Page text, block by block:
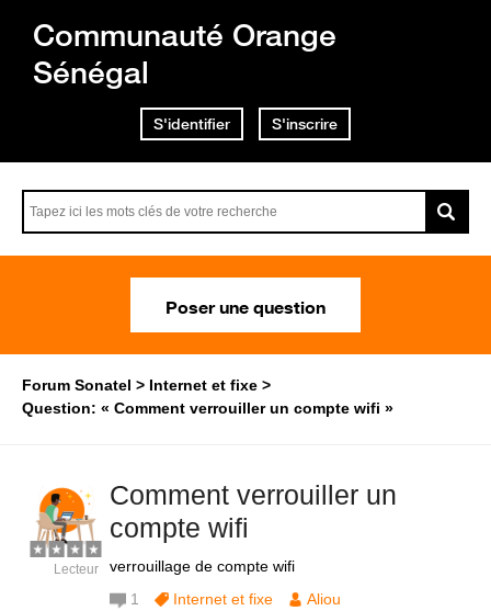
Communauté Orange
Sénégal
S'identifier S'inscrire
Poser une question
Forum Sonatel
Internet et fixe
Question: « Comment verrouiller un compte wifi »
Comment verrouiller un
compte wifi
verrouillage de compte wifi
Lecteur
1 Internet et fixe
Aliou